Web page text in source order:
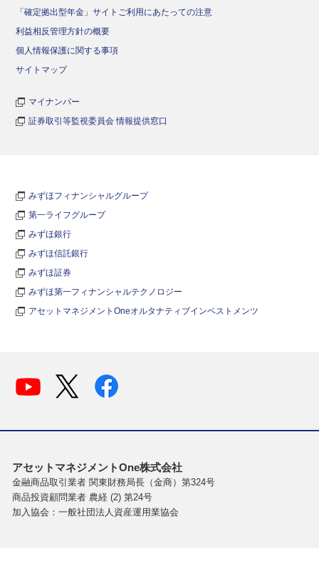
「確定拠出型年金」サイトご利用にあたっての注意
利益相反管理方針の概要
個人情報保護に関する事項
サイトマップ
マイナンバー
証券取引等監視委員会 情報提供窓口
みずほフィナンシャルグループ
第一ライフグループ
みずほ銀行
みずほ信託銀行
みずほ証券
みずほ第一フィナンシャルテクノロジー
アセットマネジメントOneオルタナティブインベストメンツ
アセットマネジメントOne株式会社
金融商品取引業者 関東財務局長（金商）第324号
商品投資顧問業者 農経 (2) 第24号
加入協会：一般社団法人資産運用業協会